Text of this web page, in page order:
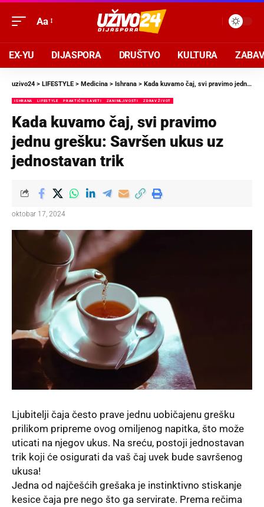
Aa
EX-YU DIJASPORA DRUŠTVO KULTURA
uzivo24 > LIFESTYLE > Medicina > Ishrana > Kada kuvamo čaj, svi pravimo jednu grešku: Savršen ukus uz jednostavan trik
ISHRANA LIFESTYLE PRAKTIČNI SAVETI ZANIMLJIVOSTI ZDRAV ŽIVOT
Kada kuvamo čaj, svi pravimo
jednu grešku: Savršen ukus uz
jednostavan trik
oktobar 17, 2024
Ljubitelji čaja često prave jednu uobičajenu grešku
prilikom pripreme ovog omiljenog napitka, što može
uticati na njegov ukus. Na sreću, postoji jednostavan
trik koji će osigurati da vaš čaj uvek bude savršenog
ukusa!
Jedna od najčešćih grešaka je instinktivno stiskanje
kesice čaja pre nego što ga servirate. Prema rečima